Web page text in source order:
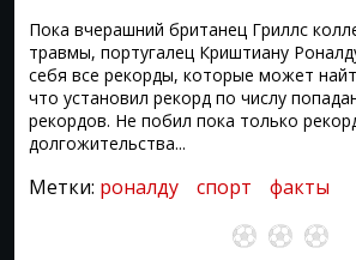
Пока вчерашний британец Гриллс
травмы, португалец Криштиану
себя все рекорды, которые может
что установил рекорд по числу
рекордов. Не побил пока только
долгожительства...
Метки: роналду спорт факты